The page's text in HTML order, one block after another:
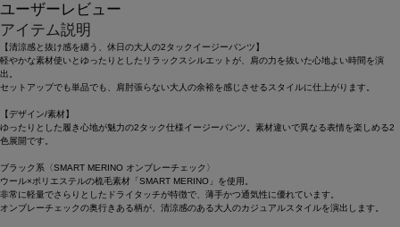
ユーザーレビュー
アイテム説明
【清涼感と抜け感を纏う、休日の大人の2タックイージーパンツ】
軽やかな素材使いとゆったりとしたリラックスシルエットが、肩の力を抜いた心地よい時間を演
出。
セットアップでも単品でも、肩肘張らない大人の余裕を感じさせるスタイルに仕上がります。
【デザイン/素材】
ゆったりとした履き心地が魅力の2タック仕様イージーパンツ。素材違いで異なる表情を楽しめる2
色展開です。
ブラック系〈SMART MERINO オンブレーチェック〉
ウール×ポリエステルの梳毛素材「SMART MERINO」を使用。
非常に軽量でさらりとしたドライタッチが特徴で、薄手かつ通気性に優れています。
オンブレーチェックの奥行きある柄が、清涼感のある大人のカジュアルスタイルを演出します。